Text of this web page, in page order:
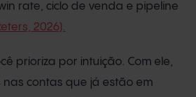
rate, ciclo de venda e pipeline
2026).
prioriza por intuição. Com ele,
nas contas que já estão em